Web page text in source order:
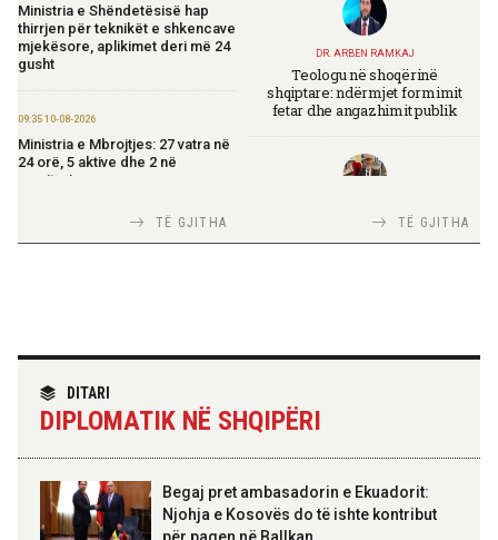
Ministria e Shëndetësisë hap
thirrjen për teknikët e shkencave
mjekësore, aplikimet deri më 24
gusht
09:35 10-08-2026
Ministria e Mbrojtjes: 27 vatra në
24 orë, 5 aktive dhe 2 në
monitorim
në këmbë, heronjtë shmangën
një bilanc që mund të ishte
tragjik
09:17 09-08-2026
Mbi 280 punonjës në betejë të
pandërprerë për izolimin dhe
TË GJITHA
DR. ARBEN RAMKAJ
Teologu në shoqërinë
shqiptare: ndërmjet formimit
fetar dhe angazhimit publik
TIRANA DIPLOMAT
TIRANA DIPLOMAT
Skënderbeut dhe Ismail
TË GJITHA
DITARI
DIPLOMATIK NË SHQIPËRI
Begaj pret ambasadorin e Ekuadorit:
Njohja e Kosovës do të ishte kontribut